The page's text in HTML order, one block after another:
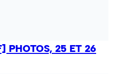
PHOTOS, 25 ET 26